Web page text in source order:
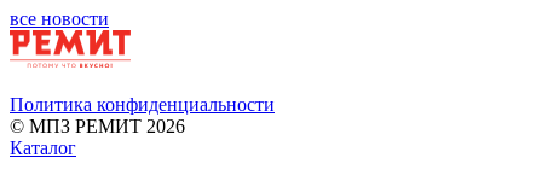
все новости
Политика конфиденциальности
© МПЗ РЕМИТ 2026
Каталог